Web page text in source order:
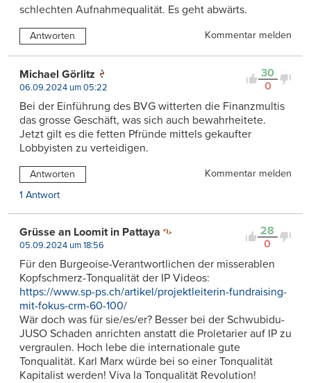
schlechten Aufnahmequalität. Es geht abwärts.
Antworten Kommentar melden
30
0
Michael Görlitz
06.09.2024 um 05:22
Bei der Einführung des BVG witterten die Finanzmultis
das grosse Geschäft, was sich auch bewahrheitete.
Jetzt gilt es die fetten Pfründe mittels gekaufter
Lobbyisten zu verteidigen.
Antworten
Kommentar melden
1 Antwort
28
0
Grüsse an Loomit in Pattaya
05.09.2024 um 18:56
Für den Burgeoise-Verantwortlichen der misserablen
Kopfschmerz-Tonqualität der IP Videos:
https://www.sp-ps.ch/artikel/projektleiterin-fundraising-
mit-fokus-crm-60-100/
Wär doch was für sie/es/er? Besser bei der Schwubidu-
JUSO Schaden anrichten anstatt die Proletarier auf IP zu
vergraulen. Hoch lebe die internationale gute
Tonqualität. Karl Marx würde bei so einer Tonqualität
Kapitalist werden! Viva la Tonqualität Revolution!